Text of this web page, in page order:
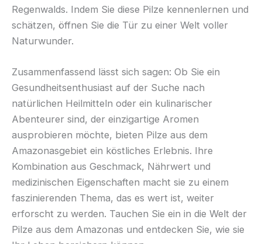
Regenwalds. Indem Sie diese Pilze kennenlernen und
schätzen, öffnen Sie die Tür zu einer Welt voller
Naturwunder.
Zusammenfassend lässt sich sagen: Ob Sie ein
Gesundheitsenthusiast auf der Suche nach
natürlichen Heilmitteln oder ein kulinarischer
Abenteurer sind, der einzigartige Aromen
ausprobieren möchte, bieten Pilze aus dem
Amazonasgebiet ein köstliches Erlebnis. Ihre
Kombination aus Geschmack, Nährwert und
medizinischen Eigenschaften macht sie zu einem
faszinierenden Thema, das es wert ist, weiter
erforscht zu werden. Tauchen Sie ein in die Welt der
Pilze aus dem Amazonas und entdecken Sie, wie sie